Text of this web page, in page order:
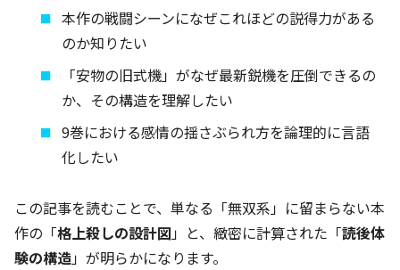
本作の戦闘シーンになぜこれほどの説得力がある
のか知りたい
「安物の旧式機」がなぜ最新鋭機を圧倒できるの
か、その構造を理解したい
9巻における感情の揺さぶられ方を論理的に言語
化したい
この記事を読むことで、単なる「無双系」に留まらない本
作の「格上殺しの設計図」と、緻密に計算された「読後体
験の構造」が明らかになります。